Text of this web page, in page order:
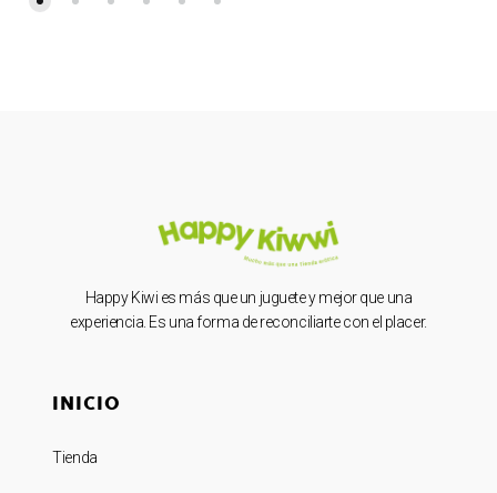
Happy Kiwi es más que un juguete y mejor que una
experiencia. Es una forma de reconciliarte con el placer.
INICIO
Tienda